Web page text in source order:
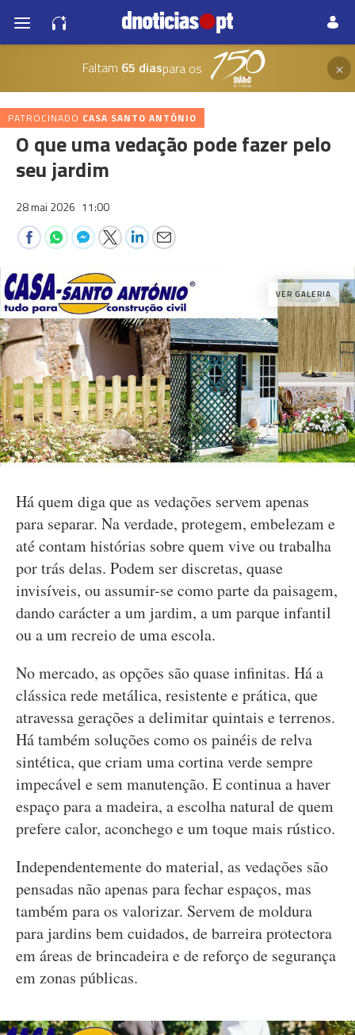
Faltam 65 diaspara os ×
PATROCINADO CASA SANTO ANTÓNIO
O que uma vedação pode fazer pelo
seu jardim
28 mai 2026 11:00
VER GALERIA
Há quem diga que as vedações servem apenas
para separar. Na verdade, protegem, embelezam e
até contam histórias sobre quem vive ou trabalha
por trás delas. Podem ser discretas, quase
invisíveis, ou assumir-se como parte da paisagem,
dando carácter a um jardim, a um parque infantil
ou a um recreio de uma escola.
No mercado, as opções são quase infinitas. Há a
clássica rede metálica, resistente e prática, que
atravessa gerações a delimitar quintais e terrenos.
Há também soluções como os painéis de relva
sintética, que criam uma cortina verde sempre
impecável e sem manutenção. E continua a haver
espaço para a madeira, a escolha natural de quem
prefere calor, aconchego e um toque mais rústico.
Independentemente do material, as vedações são
pensadas não apenas para fechar espaços, mas
também para os valorizar. Servem de moldura
para jardins bem cuidados, de barreira protectora
em áreas de brincadeira e de reforço de segurança
em zonas públicas.